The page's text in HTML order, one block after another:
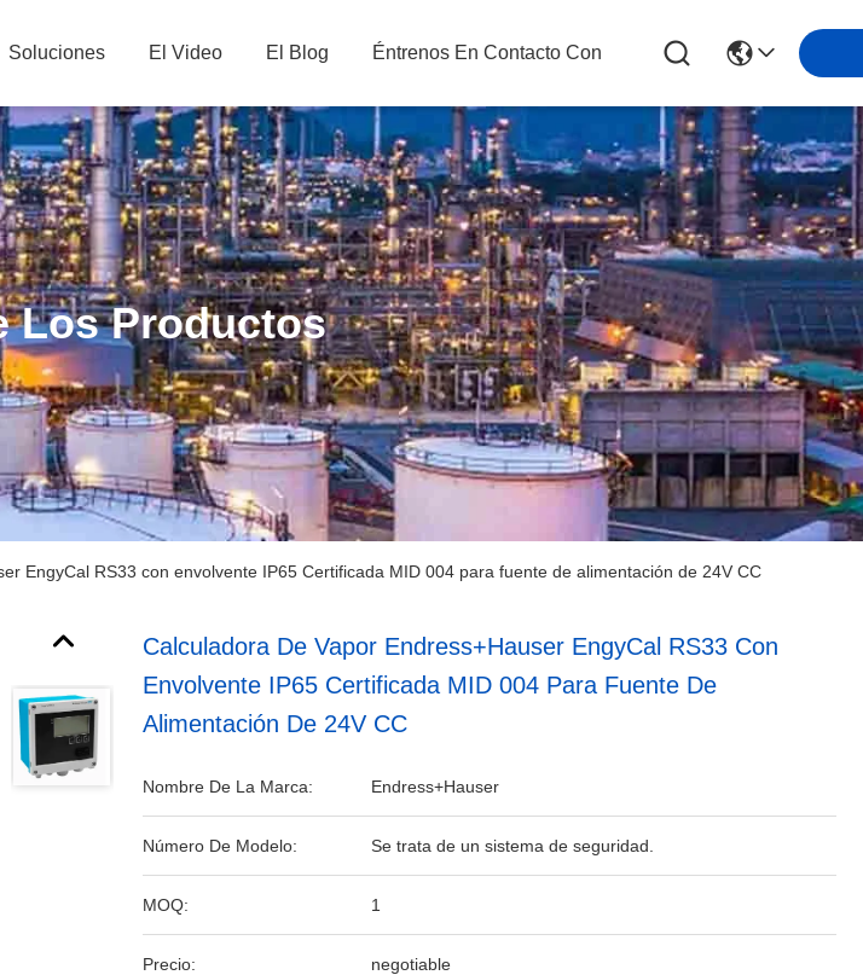
Soluciones El Video El Blog Éntrenos En Contacto Con
Los Productos
EngyCal RS33 con envolvente IP65 Certificada MID 004 para fuente de alimentación de 24V CC
Calculadora De Vapor Endress+Hauser EngyCal RS33 Con
Envolvente IP65 Certificada MID 004 Para Fuente De
Alimentación De 24V CC
Nombre De La Marca: Endress+Hauser
Número De Modelo: Se trata de un sistema de seguridad.
MOQ: 1
Precio: negotiable